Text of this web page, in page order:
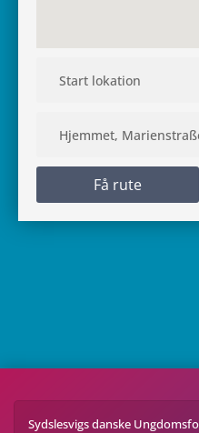
Få rute
Sydslesvigs danske